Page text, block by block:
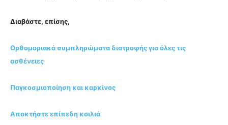
Διαβάστε, επίσης,
Ορθομοριακά συμπληρώματα διατροφής για όλες τις
ασθένειες
Παγκοσμιοποίηση και καρκίνος
Αποκτήστε επίπεδη κοιλιά